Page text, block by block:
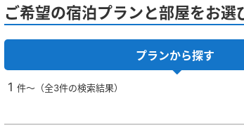
ご希望の宿泊プランと部屋をお選
プランから探す
1 件～（全3件の検索結果）